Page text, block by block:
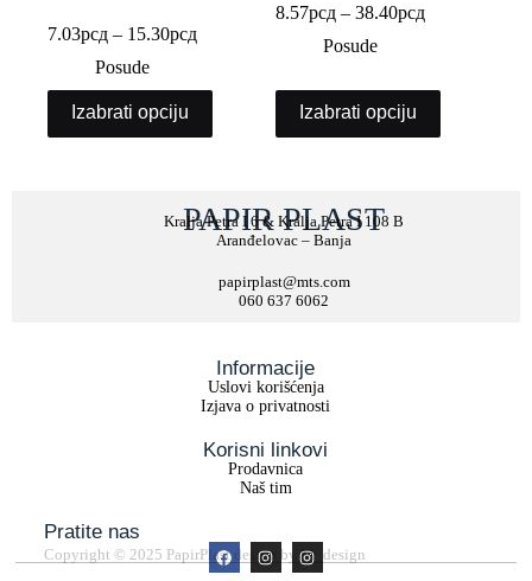
7.03рсд – 15.30рсд
Posude
Izabrati opciju
8.57рсд – 38.40рсд
Posude
Izabrati opciju
PAPIR PLAST
Kralja Petra I 6 & Kralja Petra I 108 B
Aranđelovac – Banja
papirplast@mts.com
060 637 6062
Informacije
Uslovi korišćenja
Izjava o privatnosti
Korisni linkovi
Prodavnica
Naš tim
Pratite nas
Copyright © 2025 PapirPlast design by M_design